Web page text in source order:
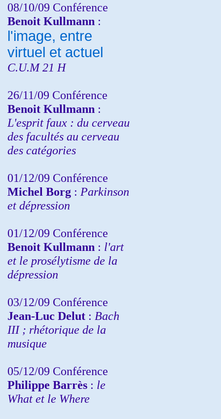
08/10/09 Conférence
Benoit Kullmann :
l'image, entre
virtuel et actuel
C.U.M 21 H
26/11/09 Conférence
Benoit Kullmann :
L'esprit faux : du cerveau
des facultés au cerveau
des catégories
01/12/09 Conférence
Michel Borg : Parkinson
et dépression
01/12/09 Conférence
Benoit Kullmann : l'art
et le prosélytisme de la
dépression
03/12/09 Conférence
Jean-Luc Delut : Bach
III ; rhétorique de la
musique
05/12/09 Conférence
Philippe Barrès : le
What et le Where